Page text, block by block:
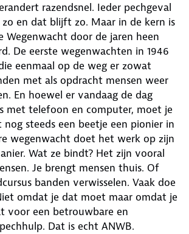
razendsnel. Ieder pechgeval
zo en dat blijft zo. Maar in de kern is
Wegenwacht door de jaren heen
De eerste wegenwachten in 1946
eenmaal op de weg er zowat
met als opdracht mensen weer
En hoewel er vandaag de dag
met telefoon en computer, moet je
nog steeds een beetje een pionier in
wegenwacht doet het werk op zijn
Wat ze bindt? Het zijn vooral
Je brengt mensen thuis. Of
banden verwisselen. Vaak doe
omdat je dat moet maar omdat je
voor een betrouwbare en
Dat is echt ANWB.